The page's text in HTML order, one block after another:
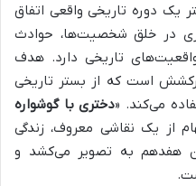
یک دوره تاریخی واقعی اتفاق
در خلق شخصیت‌ها، حوادث
تاریخی دارد. هدف
است که از بستر تاریخی
می‌کند. «دختری با گوشواره
از یک نقاشی معروف، زندگی
هفدهم به تصویر می‌کشد و